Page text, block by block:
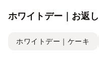
ホワイトデー｜お返
ホワイトデー｜ケーキ